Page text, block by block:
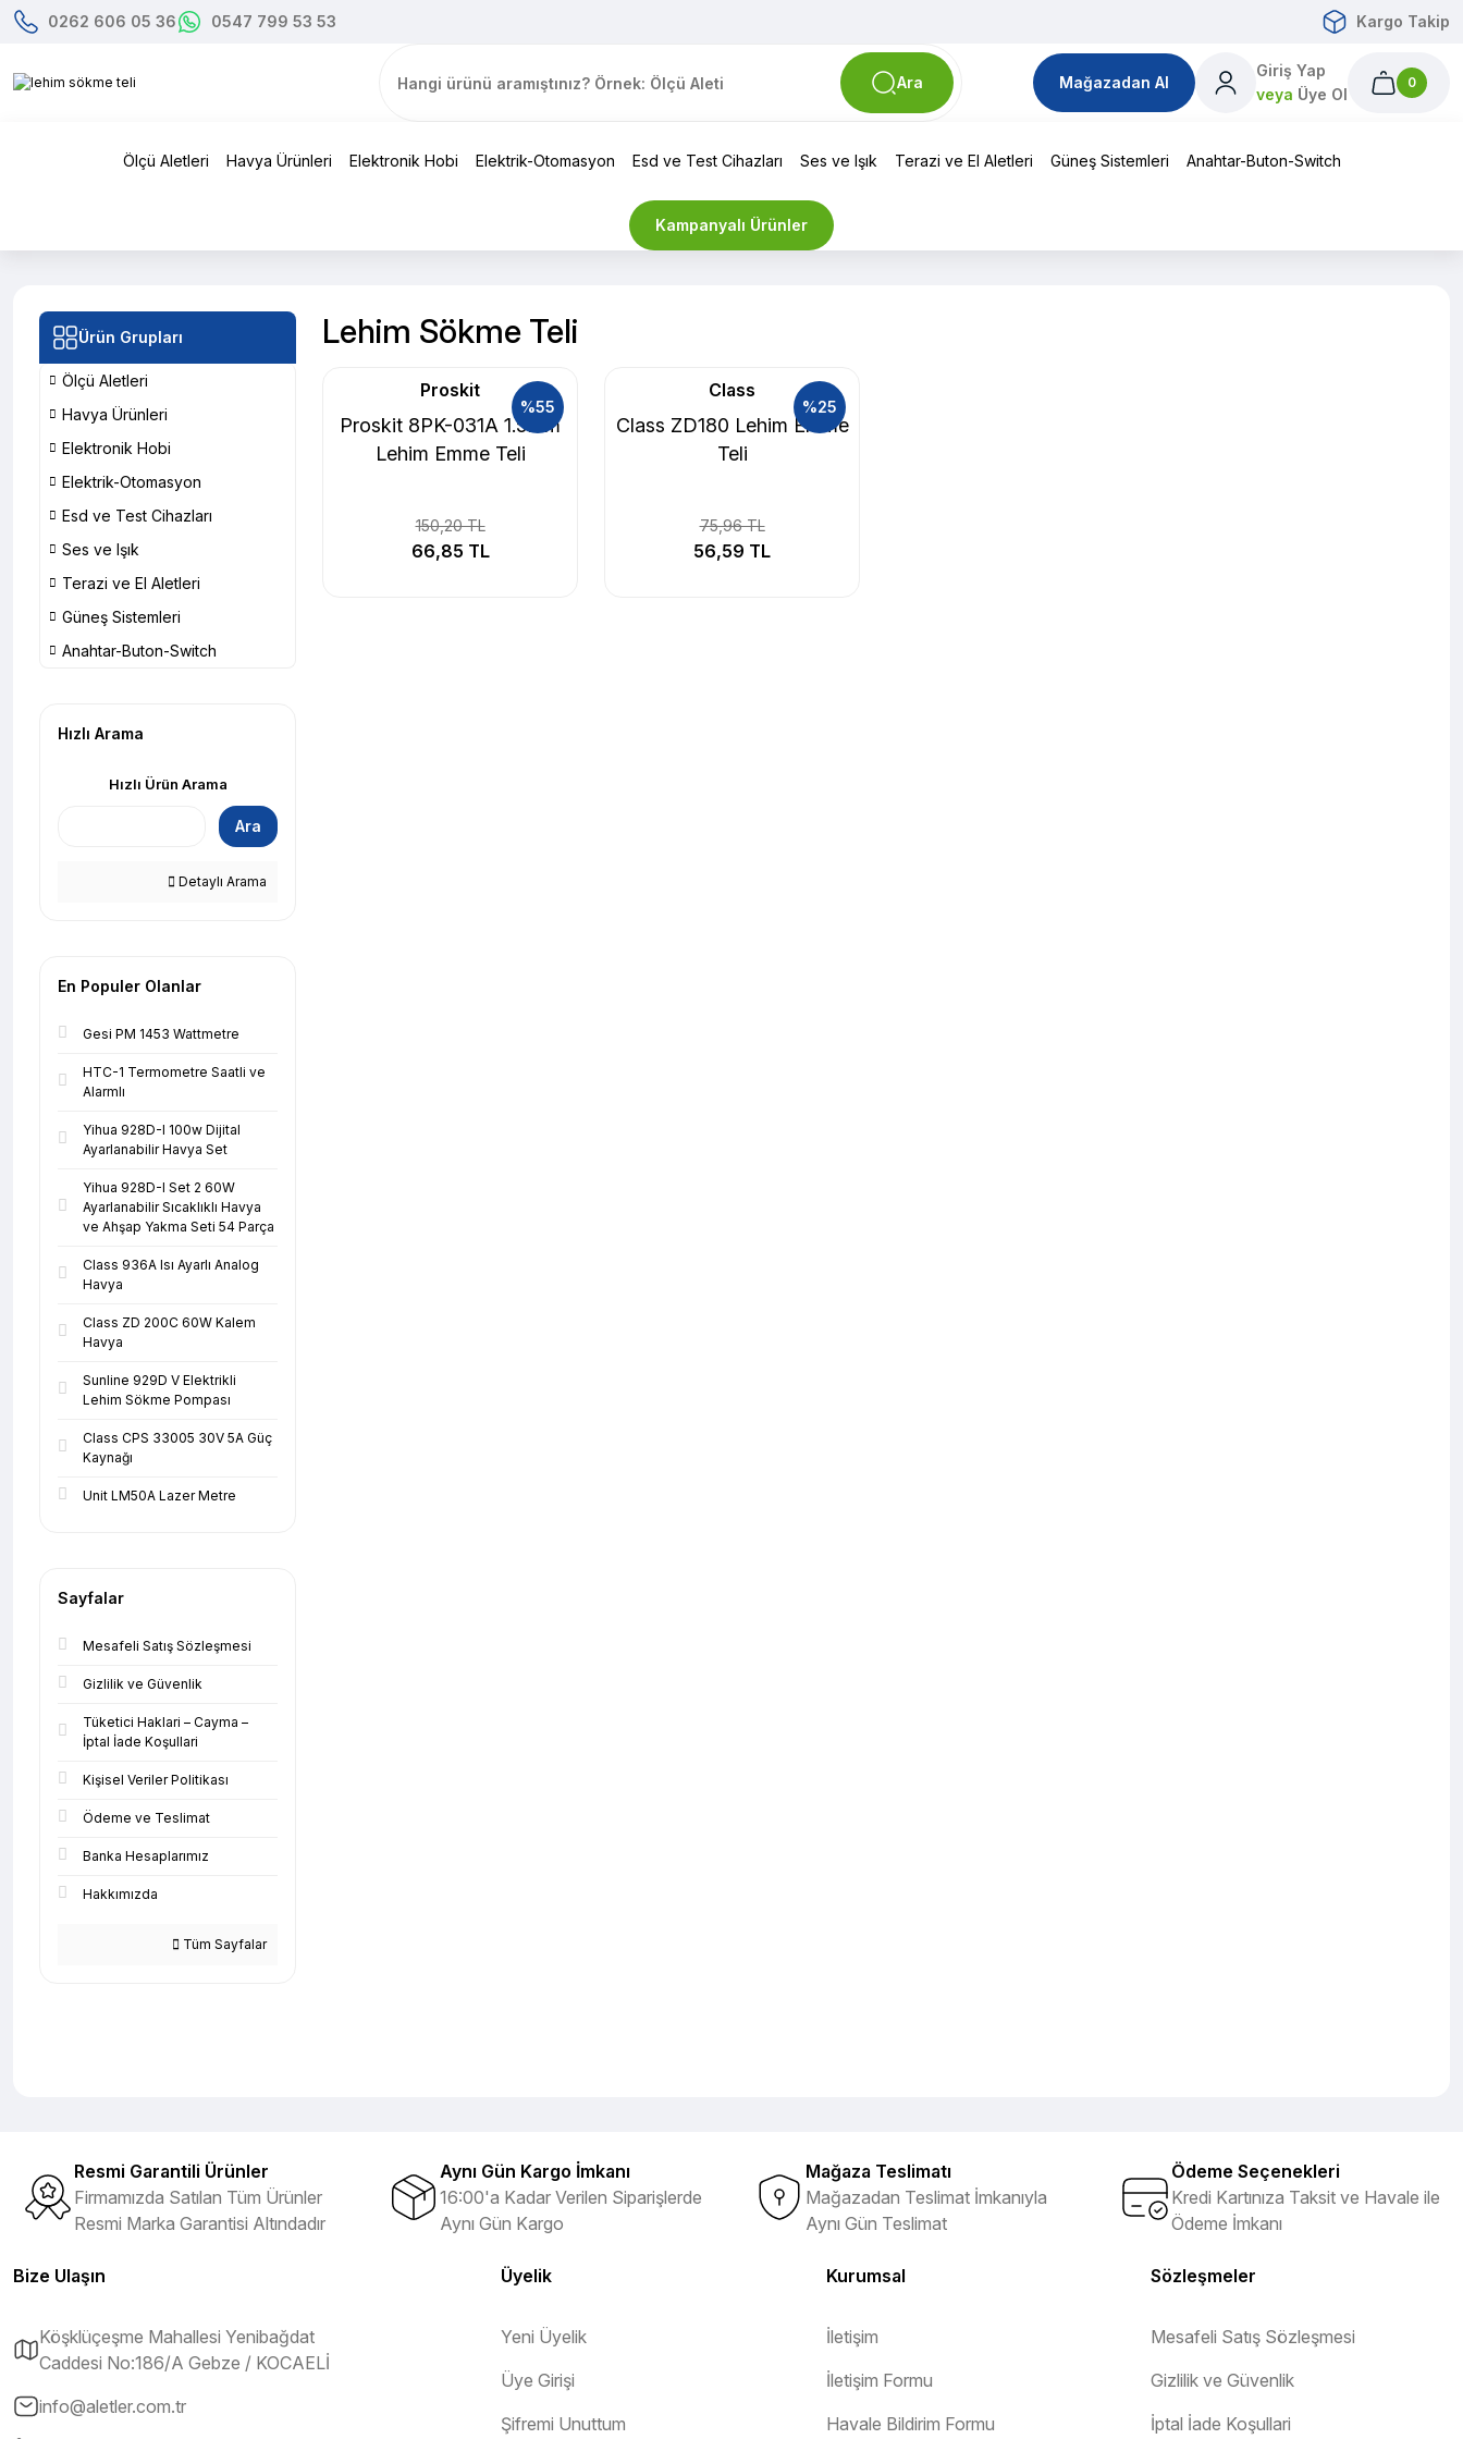
0262 606 05 36 0547 799 53 53 Kargo Takip
Ara Mağazadan Al
Giriş Yap
veya Üye Ol
0
Ölçü Aletleri Havya Ürünleri Elektronik Hobi Elektrik-Otomasyon Esd ve Test Cihazları Ses ve Işık Terazi ve El Aletleri Güneş Sistemleri Anahtar-Buton-Switch
Kampanyalı Ürünler
Ürün Grupları
Ölçü Aletleri
Havya Ürünleri
Elektronik Hobi
Elektrik-Otomasyon
Esd ve Test Cihazları
Ses ve Işık
Terazi ve El Aletleri
Güneş Sistemleri
Anahtar-Buton-Switch
Hızlı Arama
Hızlı Ürün Arama
Ara
Detaylı Arama
En Populer Olanlar
Gesi PM 1453 Wattmetre
HTC-1 Termometre Saatli ve
Alarmlı
Yihua 928D-I 100w Dijital
Ayarlanabilir Havya Set
Yihua 928D-I Set 2 60W
Ayarlanabilir Sıcaklıklı Havya
ve Ahşap Yakma Seti 54 Parça
Class 936A Isı Ayarlı Analog
Havya
Class ZD 200C 60W Kalem
Havya
Sunline 929D V Elektrikli
Lehim Sökme Pompası
Class CPS 33005 30V 5A Güç
Kaynağı
Unit LM50A Lazer Metre
Sayfalar
Mesafeli Satış Sözleşmesi
Gizlilik ve Güvenlik
Tüketici Haklari – Cayma –
İptal İade Koşullari
Kişisel Veriler Politikası
Ödeme ve Teslimat
Banka Hesaplarımız
Hakkımızda
Tüm Sayfalar
Lehim Sökme Teli
%55
Proskit
Proskit 8PK-031A 1.5mm
Lehim Emme Teli
150,20 TL
66,85 TL
%25
Class
Class ZD180 Lehim Emme
Teli
75,96 TL
56,59 TL
Resmi Garantili Ürünler
Firmamızda Satılan Tüm Ürünler
Resmi Marka Garantisi Altındadır
Aynı Gün Kargo İmkanı
16:00'a Kadar Verilen Siparişlerde
Aynı Gün Kargo
Mağaza Teslimatı
Mağazadan Teslimat İmkanıyla
Aynı Gün Teslimat
Ödeme Seçenekleri
Kredi Kartınıza Taksit ve Havale ile
Ödeme İmkanı
Bize Ulaşın
Köşklüçeşme Mahallesi Yenibağdat
Caddesi No:186/A Gebze / KOCAELİ
info@aletler.com.tr
Üyelik
Yeni Üyelik
Üye Girişi
Şifremi Unuttum
Kurumsal
İletişim
İletişim Formu
Havale Bildirim Formu
Sözleşmeler
Mesafeli Satış Sözleşmesi
Gizlilik ve Güvenlik
İptal İade Koşullari